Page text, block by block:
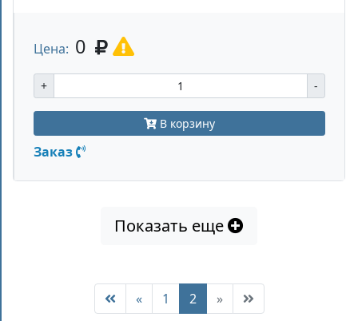
Цена: 0
+ -
В корзину
Заказ
Показать еще
« 1 2 »